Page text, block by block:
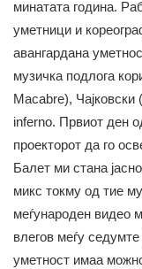
минатата година.
уметници и
авангардана
музичка подлога
Macabre),
inferno. Првиот ден
проекторот да го
Балет ми стана
микс токму од тие
меѓународен видео
влегов меѓу
уметност имаа